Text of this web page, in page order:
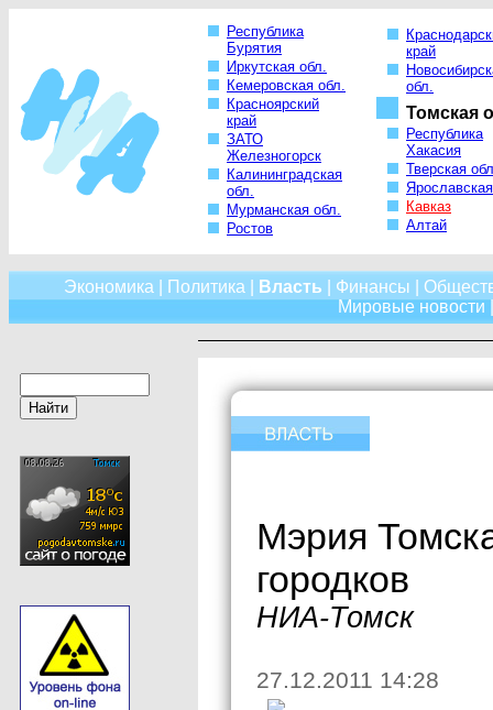
Республика
Бурятия
Иркутская обл.
Кемеровская обл.
Красноярский
край
ЗАТО
Железногорск
Калининградская
обл.
Мурманская обл.
Ростов
край
обл.
Томская
Республика
Хакасия
Тверская
Кавказ
Алтай
Экономика Политика Власть Финансы
Мировые новости
Мэрия
городков
НИА-Томск
27.12.2011 14:28